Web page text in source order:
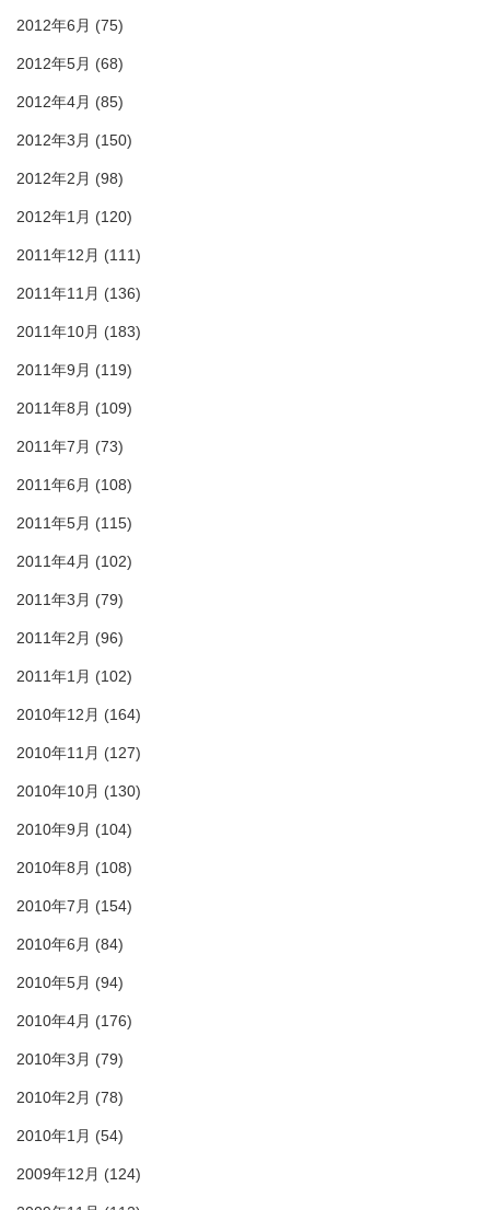
2012年6月 (75)
2012年5月 (68)
2012年4月 (85)
2012年3月 (150)
2012年2月 (98)
2012年1月 (120)
2011年12月 (111)
2011年11月 (136)
2011年10月 (183)
2011年9月 (119)
2011年8月 (109)
2011年7月 (73)
2011年6月 (108)
2011年5月 (115)
2011年4月 (102)
2011年3月 (79)
2011年2月 (96)
2011年1月 (102)
2010年12月 (164)
2010年11月 (127)
2010年10月 (130)
2010年9月 (104)
2010年8月 (108)
2010年7月 (154)
2010年6月 (84)
2010年5月 (94)
2010年4月 (176)
2010年3月 (79)
2010年2月 (78)
2010年1月 (54)
2009年12月 (124)